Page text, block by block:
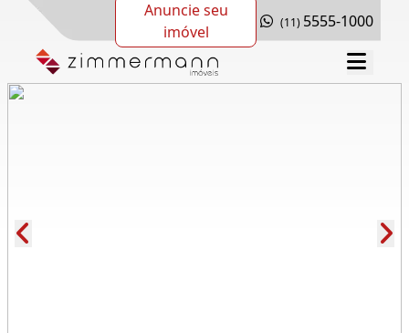
Anuncie seu
imóvel
(11) 5555-1000